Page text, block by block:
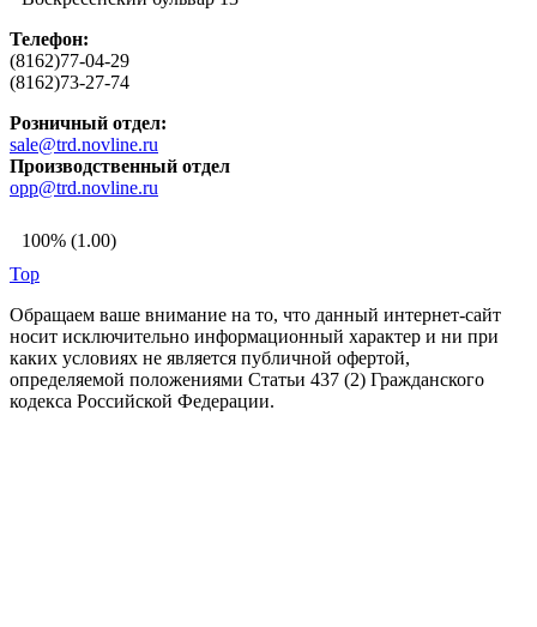
Телефон:
(8162)77-04-29
(8162)73-27-74
Розничный отдел:
sale@trd.novline.ru
Производственный отдел
opp@trd.novline.ru
100% (1.00)
Top
Обращаем ваше внимание на то, что данный интернет-сайт
носит исключительно информационный характер и ни при
каких условиях не является публичной офертой,
определяемой положениями Статьи 437 (2) Гражданского
кодекса Российской Федерации.